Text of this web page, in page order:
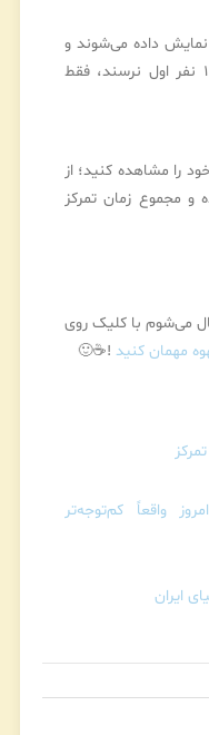
نمایش داده می‌شوند و
سایر کاربران تا زمانی که به جمع ۱۰ نفر اول نرسند، فقط
را مشاهده کنید؛ از
و مجموع زمان تمرکز
می‌شوم با کلیک روی
مهمان کنید!☕🙂
واقعاً کم‌توجه‌تر
ایران